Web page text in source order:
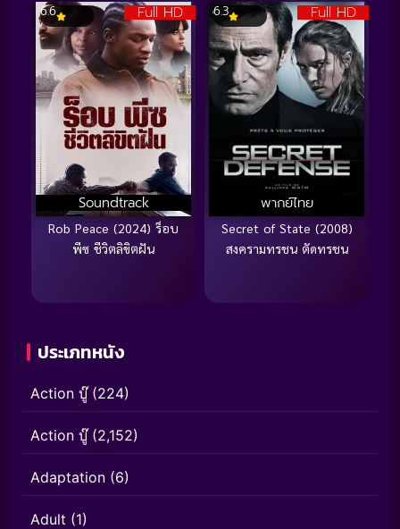
Full HD
Soundtrack
6.6
Rob Peace (2024) ร็อบ
พีซ ชีวิตลิขิตฝัน
Full HD
พากย์ไทย
6.3
Secret of State (2008)
สงครามทรชน ตัดทรชน
ประเภทหนัง
Action บู๊(224)
Action บู๊(2,152)
Adaptation (6)
Adult (1)